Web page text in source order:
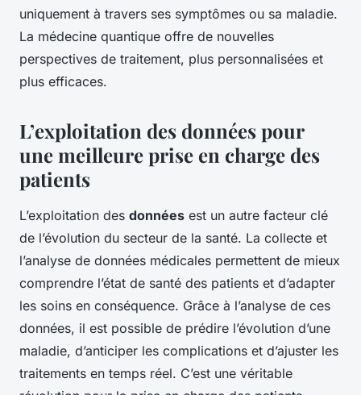
uniquement à travers ses symptômes ou sa maladie.
La médecine quantique offre de nouvelles
perspectives de traitement, plus personnalisées et
plus efficaces.
L’exploitation des données pour
une meilleure prise en charge des
patients
L’exploitation des données est un autre facteur clé
de l’évolution du secteur de la santé. La collecte et
l’analyse de données médicales permettent de mieux
comprendre l’état de santé des patients et d’adapter
les soins en conséquence. Grâce à l’analyse de ces
données, il est possible de prédire l’évolution d’une
maladie, d’anticiper les complications et d’ajuster les
traitements en temps réel. C’est une véritable